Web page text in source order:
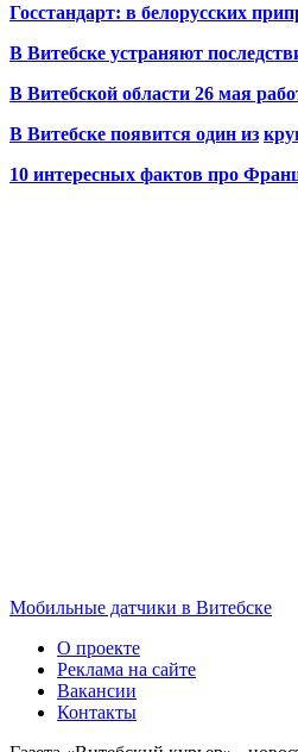
Госстандарт: в белорусских
В Витебске устраняют
В Витебской области 26 мая
В Витебске появится один из
10 интересных фактов про
Мобильные датчики в Витебске
О проекте
Реклама на сайте
Вакансии
Контакты